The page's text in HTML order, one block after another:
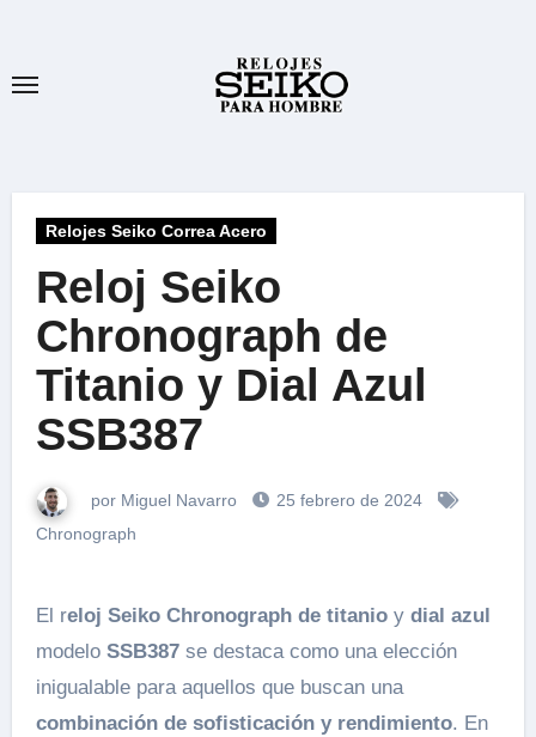
contenido
Relojes Seiko Correa Acero
Reloj Seiko
Chronograph de
Titanio y Dial Azul
SSB387
por Miguel Navarro
25 febrero de 2024
Chronograph
El reloj Seiko Chronograph de titanioy dial azul
modelo SSB387se destaca como una elección
inigualable para aquellos que buscan una
combinación de sofisticación y rendimiento. En